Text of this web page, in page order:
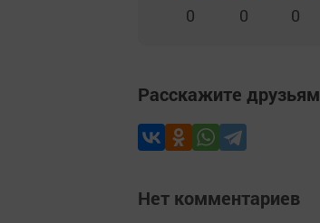
0 0 0
Расскажите друзьям
Нет комментариев